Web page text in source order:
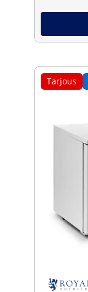
Tarjous